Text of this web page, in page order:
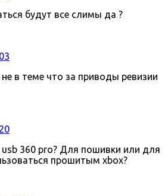
будут все слимы да ?
в теме что за приводы ревизии
usb 360 pro? Для пошивки или для
прошитым xbox?